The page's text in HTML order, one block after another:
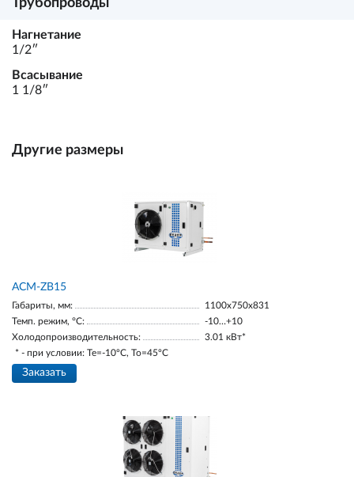
Трубопроводы
Нагнетание
1/2ʺ
Всасывание
1 1/8ʺ
Другие размеры
ACM-ZB15
Габариты, мм:
1100х750х831
Темп. режим, °С:
-10…+10
Холодопроизводительность:
3.01 кВт*
* - при условии: Te=-10ºC, To=45ºC
Заказать